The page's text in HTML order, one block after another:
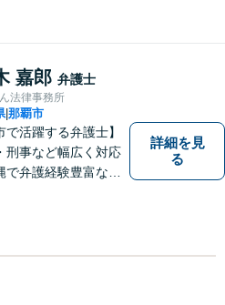
す。見積もりは無料
、お気軽にご相談く
個々に応じた解決策
します。
嘉郎 弁護士
法律事務所
|那覇市
で活躍する弁護士】
刑事など幅広く対応
弁護経験豊富な弁
す！皆様のご希望を
駅から徒歩圏】
詳細を見
る